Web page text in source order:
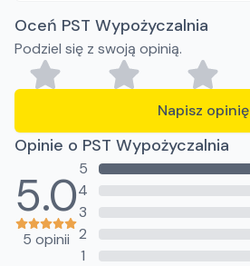
Oceń PST Wypożyczalnia
Podziel się z swoją opinią.
Napisz opinię
Opinie o PST Wypożyczalnia
5.0
5 opinii
5
4
3
2
1